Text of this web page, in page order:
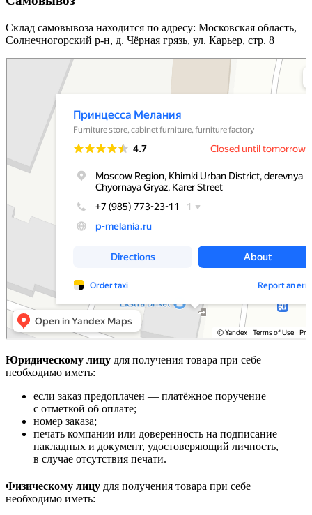
Склад самовывоза находится по адресу: Московская область,
Солнечногорский р-н, д. Чёрная грязь, ул. Карьер, стр. 8
Принцесса Мелания
Мебельная фабрика в Москве и Московской области
Магазин мебели в Москве и Московской области
Юридическому лицу для получения товара при себе
необходимо иметь:
если заказ предоплачен — платёжное поручение
с отметкой об оплате;
номер заказа;
печать компании или доверенность на подписание
накладных и документ, удостоверяющий личность,
в случае отсутствия печати.
Физическому лицу для получения товара при себе
необходимо иметь: